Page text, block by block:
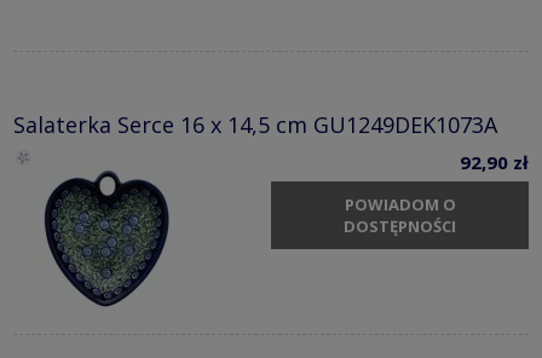
Salaterka Serce 16 x 14,5 cm GU1249DEK1073A
92,90 zł
POWIADOM O
DOSTĘPNOŚCI